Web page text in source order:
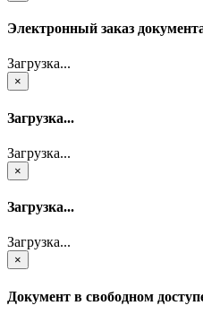
Электронный заказ
Загрузка...
×
Загрузка...
Загрузка...
×
Загрузка...
Загрузка...
×
Документ в свободном